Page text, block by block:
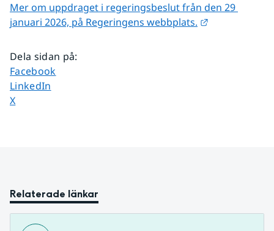
Mer om uppdraget i regeringsbeslut från den 29
januari 2026, på Regeringens webbplats.
Dela sidan på:
Dela sidan på
Facebook
Dela sidan på
LinkedIn
Dela sidan på
X
Relaterade länkar